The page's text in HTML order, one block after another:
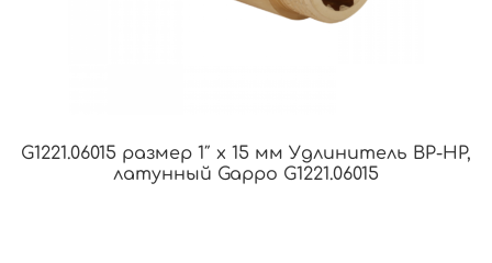
G1221.06015 размер 1″ х 15 мм Удлинитель ВР-НР,
латунный Gappo G1221.06015